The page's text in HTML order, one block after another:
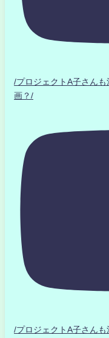
/プロジェクトA子さん
画？/
/プロジェクトA子さ